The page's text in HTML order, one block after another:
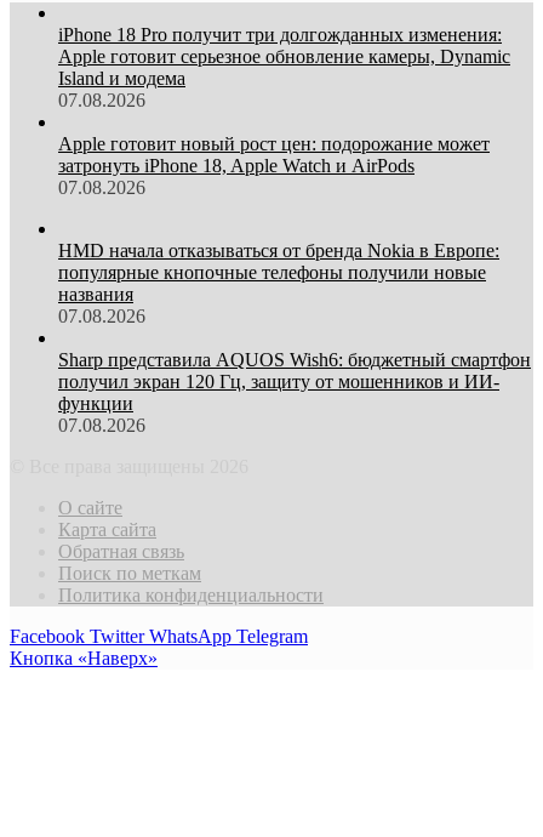
iPhone 18 Pro получит три долгожданных изменения:
Apple готовит серьезное обновление камеры, Dynamic
Island и модема
07.08.2026
Apple готовит новый рост цен: подорожание может
затронуть iPhone 18, Apple Watch и AirPods
07.08.2026
HMD начала отказываться от бренда Nokia в Европе:
популярные кнопочные телефоны получили новые
названия
07.08.2026
Sharp представила AQUOS Wish6: бюджетный смартфон
получил экран 120 Гц, защиту от мошенников и ИИ-
функции
07.08.2026
О сайте
Карта сайта
Обратная связь
Поиск по меткам
Политика конфиденциальности
Facebook Twitter WhatsApp Telegram
Кнопка «Наверх»